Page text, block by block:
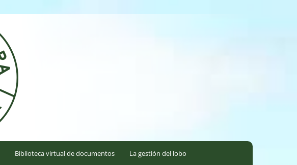
Biblioteca virtual de documentos La gestión del lobo